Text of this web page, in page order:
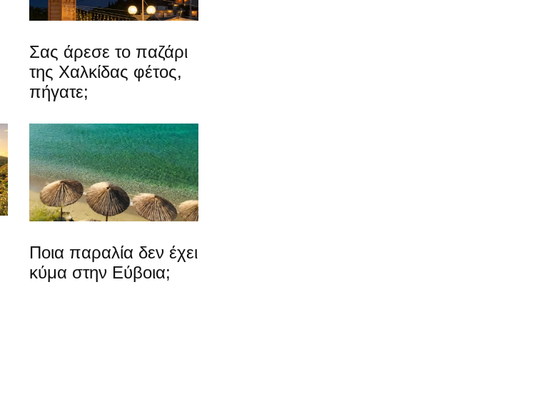
Σας άρεσε το παζάρι
της Χαλκίδας φέτος,
πήγατε;
Ποια παραλία δεν έχει
κύμα στην Εύβοια;